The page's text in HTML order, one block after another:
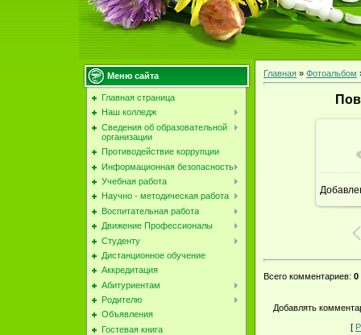
Меню сайта
Главная страница
Наш колледж
Сведения об образовательной
организации
Противодействие коррупции
Информационная безопасность
Учебная работа
Научно - методическая работа
Воспитательная работа
Движение Профессионалы
Студенту
Дистанционное обучение
Аккредитация
Абитуриентам
Родителю
Объявления
Гостевая книга
Главная » Фотоальбом
Всего комментариев: 0
Добавлять
[